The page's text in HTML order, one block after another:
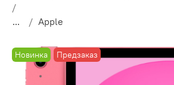
... Apple
Новинка Предзаказ